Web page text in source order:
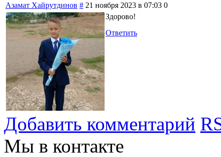
Азамат Хайрутдинов # 21 ноября 2023 в 07:03 0
Здорово!
Ответить
Добавить комментарий
Мы в контакте